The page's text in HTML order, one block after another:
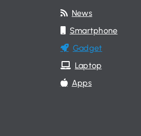
News
Smartphone
Gadget
Laptop
Apps